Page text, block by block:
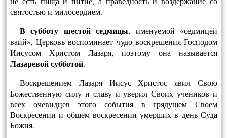
святостью и милосердием.
В субботу шестой седмицы, именуемой «седмицей
ваий», Церковь воспоминает чудо воскрешения Господом
Иисусом Христом Лазаря, поэтому она называется
Лазаревой субботой.
Воскрешением Лазаря Иисус Христос явил Свою
Божественную силу и славу и уверил Своих учеников и
всех очевидцев этого события в грядущем Своем
Воскресении и общем воскресении умерших в день Суда
Божия.